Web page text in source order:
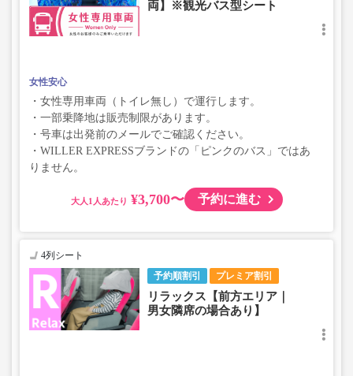
両】※観光バス型シート
女性安心
・女性専用車両（トイレ無し）で運行します。
・一部乗降地は販売制限があります。
・号車は出発前のメールでご確認ください。
・WILLER EXPRESSブランドの「ピンクのバス」ではあ
りません。
大人 ¥3,700〜 予約に進む
予約順割引 プレミア割引
4列シート
リラックス【前方エリア｜
男女隣席の場合あり】